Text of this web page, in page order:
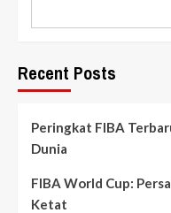
Recent Posts
Peringkat FIBA
Dunia
FIBA World Cup:
Ketat